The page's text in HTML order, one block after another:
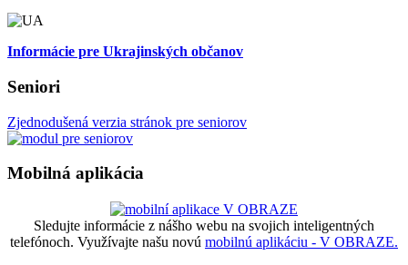
Informácie pre Ukrajinských občanov
Seniori
Zjednodušená verzia stránok pre seniorov
Mobilná aplikácia
Sledujte informácie z nášho webu na svojich inteligentných
telefónoch. Využívajte našu novú mobilnú aplikáciu - V OBRAZE.